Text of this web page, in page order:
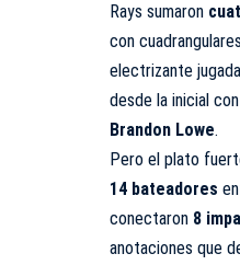
Rays sumaron
con
electrizante
desde la inicial
Brandon Lowe.
Pero el plato
14 bateadores
conectaron 8
anotaciones que